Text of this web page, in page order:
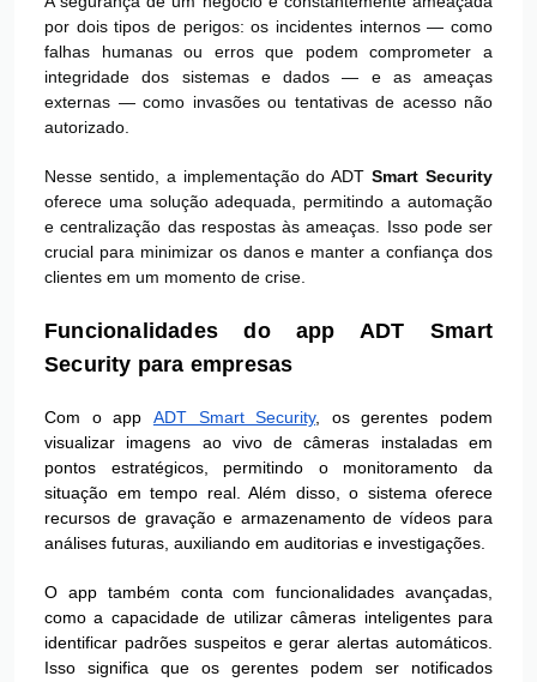
por dois tipos de perigos: os incidentes internos — como
falhas humanas ou erros que podem comprometer a
integridade dos sistemas e dados — e as ameaças
externas — como invasões ou tentativas de acesso não
autorizado.
Nesse sentido, a implementação do ADTSmart Security
oferece uma solução adequada, permitindo a automação
e centralização das respostas às ameaças. Isso pode ser
crucial para minimizar os danos e manter a confiança dos
clientes em um momento de crise.
Funcionalidades do app ADT Smart
Security para empresas
Com o app ADT Smart Security, os gerentes podem
visualizar imagens ao vivo de câmeras instaladas em
pontos estratégicos, permitindo o monitoramento da
situação em tempo real. Além disso, o sistema oferece
recursos de gravação e armazenamento de vídeos para
análises futuras, auxiliando em auditorias e investigações.
O app também conta com funcionalidades avançadas,
como a capacidade de utilizar câmeras inteligentes para
identificar padrões suspeitos e gerar alertas automáticos.
Isso significa que os gerentes podem ser notificados